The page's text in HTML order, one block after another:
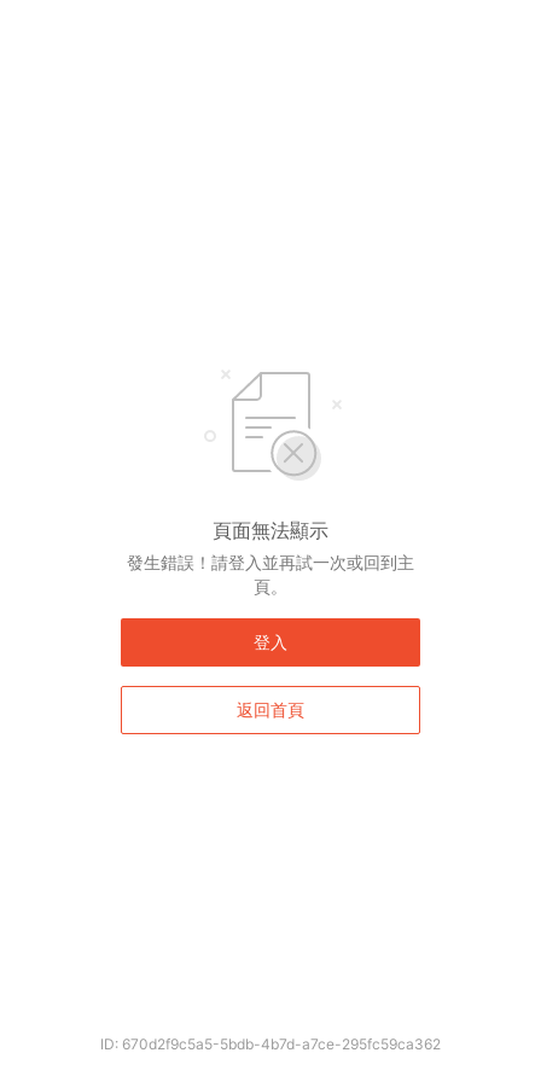
頁面無法顯示
發生錯誤！請登入並再試一次或回到主
頁。
登入
返回首頁
ID: 670d2f9c5a5-5bdb-4b7d-a7ce-295fc59ca362